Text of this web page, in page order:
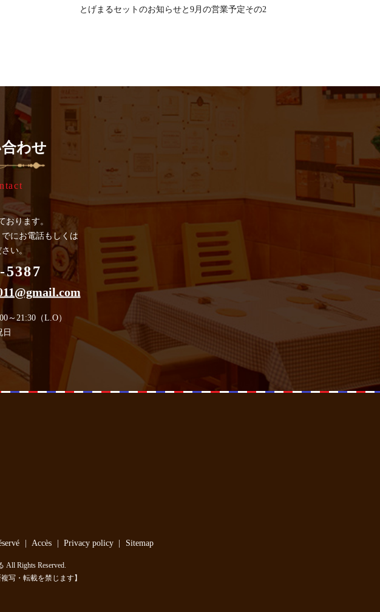
とげまるセットのお知らせと9月の営業予定その2
わせ
おります。
にお電話もしくは
い。
～21:30（L.O）
日
Accès Privacy policy Sitemap
Rights Reserved.
写・転載を禁じます】